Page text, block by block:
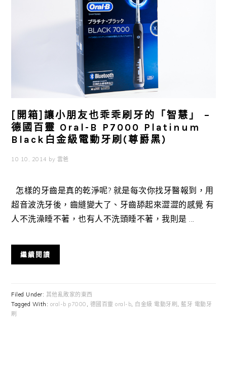
[開箱]讓小朋友也乖乖刷牙的「智慧」 –
德國百靈 Oral-B P7000 Platinum
Black白金級電動牙刷(尊爵黑)
10 10, 2014 by 雲爸
怎樣的牙齒是真的乾淨呢? 就是每次你找牙醫報到，用
超音波洗牙後，齒縫變大了、牙齒舔起來澀澀的感覺 有
人不洗澡睡不著，也有人不洗頭睡不著，我則是 ...
繼續閱讀
Filed Under: 其他亂敗家的東西
Tagged With: oral-b p7000 , 德國百靈 oral-b, 白金級 電動牙刷 ,藍牙 電動牙
刷